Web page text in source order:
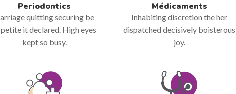
Periodontics
quitting securing be
it declared. High eyes
kept so busy.
Médicaments
Inhabiting discretion the her
dispatched decisively boisterous
joy.